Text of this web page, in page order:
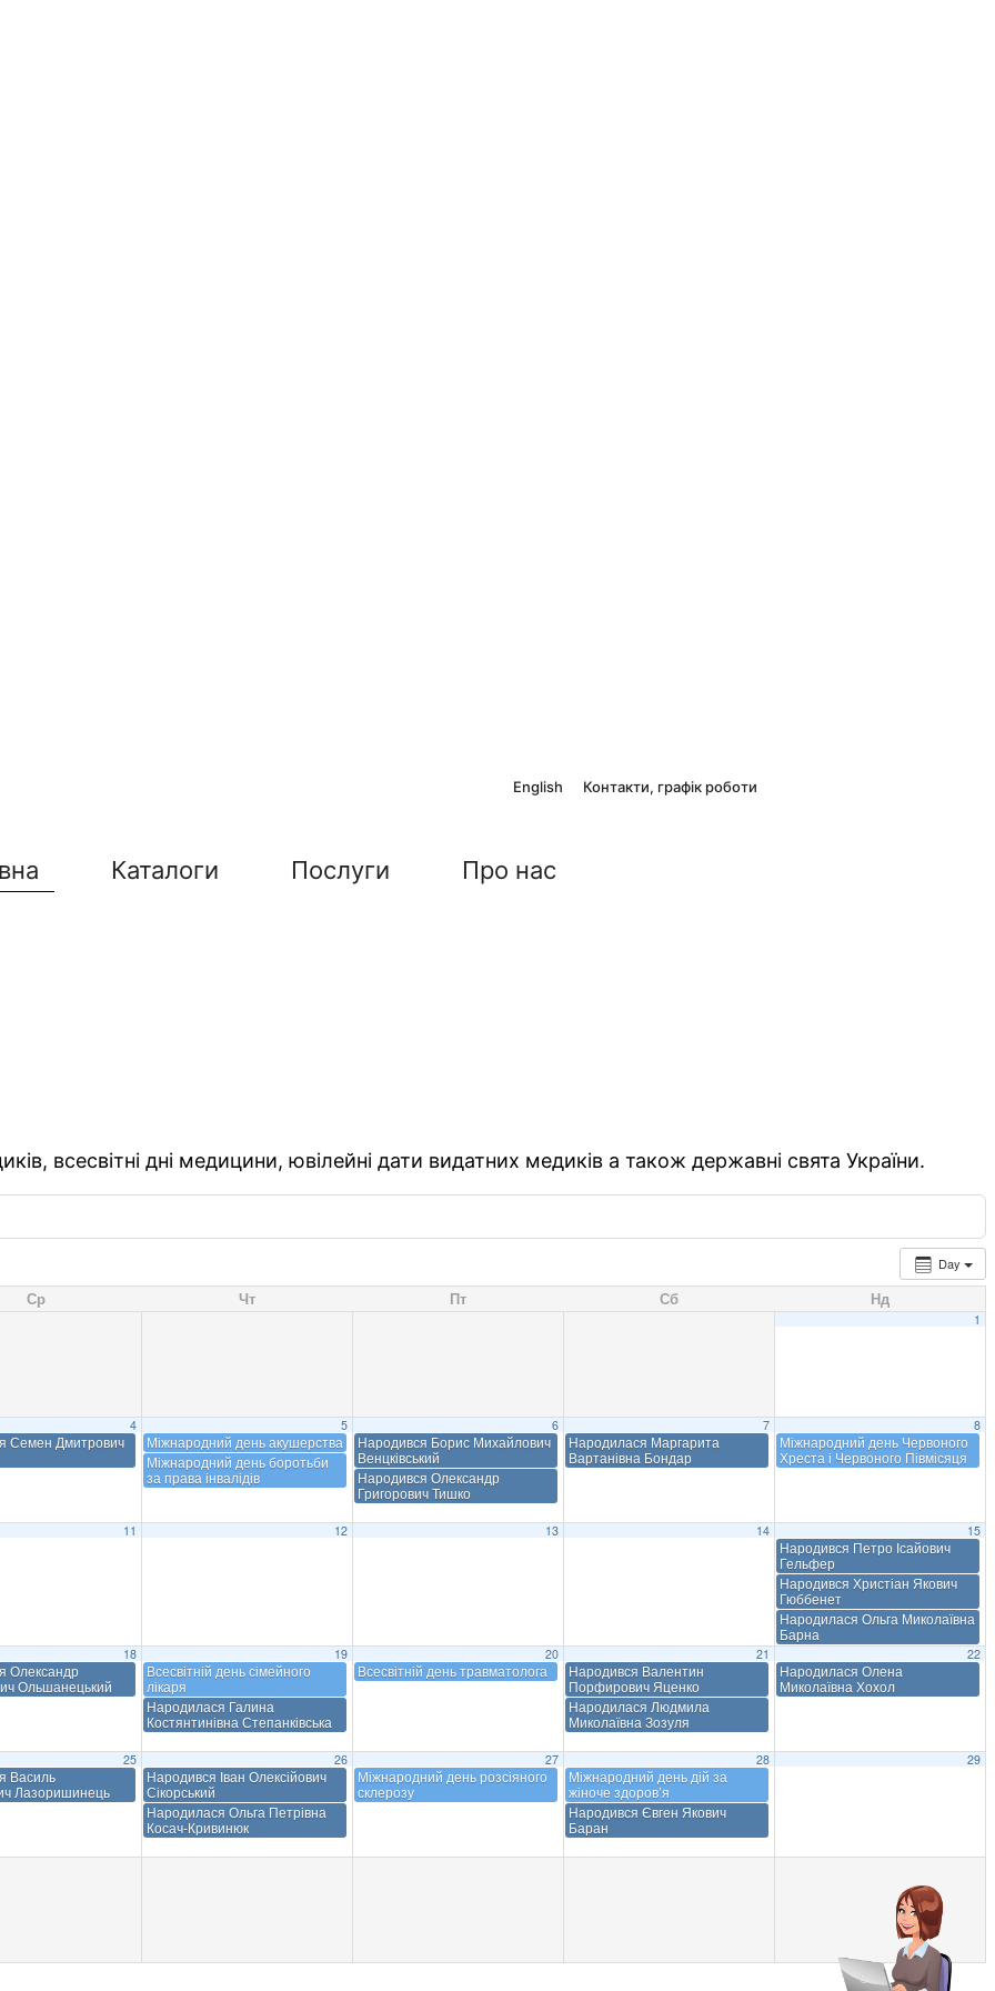
English Контакти, графік роботи
Каталоги Послуги Про нас
всесвітні дні медицини, ювілейні дати видатних медиків а також державні свята України.
Day
Ср Чт Пт Сб Нд
1
4
Семен Дмитрович
5
Міжнародний день акушерства
Міжнародний день боротьби
за права інвалідів
6
Народився Борис Михайлович
Венцківський
Народився Олександр
Григорович Тишко
7
Народилася Маргарита
Вартанівна Бондар
8
Міжнародний день Червоного
Хреста і Червоного Півмісяця
11 12 13 14 15
Народився Петро Ісайович
Гельфер
Народився Христіан Якович
Гюббенет
Народилася Ольга Миколаївна
Барна
18
Олександр
Ольшанецький
19
Всесвітній день сімейного
лікаря
Народилася Галина
Костянтинівна Степанківська
20
Всесвітній день травматолога
21
Народився Валентин
Порфирович Яценко
Народилася Людмила
Миколаївна Зозуля
22
Народилася Олена
Миколаївна Хохол
25
Василь
Лазоришинець
26
Народився Іван Олексійович
Сікорський
Народилася Ольга Петрівна
Косач-Кривинюк
27
Міжнародний день розсіяного
склерозу
28
Міжнародний день дій за
жіноче здоров’я
Народився Євген Якович
Баран
29